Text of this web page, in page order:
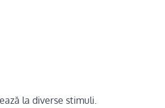
la diverse stimuli.